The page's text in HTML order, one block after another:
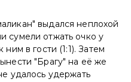
выдался неплохой
сумели отжать очко у
в гости (1:1). Затем
"Брагу" на её же
удалось удержать